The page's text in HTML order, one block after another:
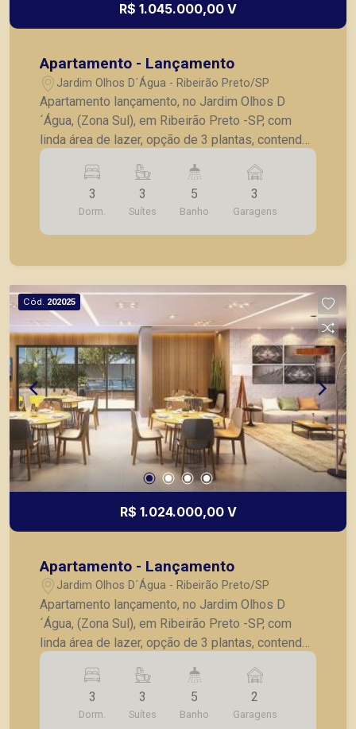
R$ 1.045.000,00 V
Apartamento - Lançamento
Jardim Olhos D´Água - Ribeirão Preto/SP
Apartamento lançamento, no Jardim Olhos D
´Água, (Zona Sul), em Ribeirão Preto -SP, com
linda área de lazer, opção de 3 plantas, contendo:
- 3 suítes; - Sala 2 ambientes; - Lavabo; -
Cozinha; - Lavanderia; - Varanda gourmet; - Laje
técnica; - 2 vagas de garagem. - Fotos do
decorado. * Entrega prevista para Fevereiro de
2024. * Consultar valores atualizados e unidades
3
Dorm.
3
Suítes
5
Banho
3
Garagens
Cód. 202025
R$ 1.024.000,00 V
Apartamento - Lançamento
Jardim Olhos D´Água - Ribeirão Preto/SP
Apartamento lançamento, no Jardim Olhos D
´Água, (Zona Sul), em Ribeirão Preto -SP, com
linda área de lazer, opção de 3 plantas, contendo:
- 3 suítes; - Sala 2 ambientes; - Lavabo; -
Cozinha; - Lavanderia; - Varanda gourmet; - Laje
técnica; - 2 vagas de garagem. - Fotos do
decorado. * Entrega prevista para Fevereiro de
3
Dorm.
3
Suítes
5
Banho
2
Garagens